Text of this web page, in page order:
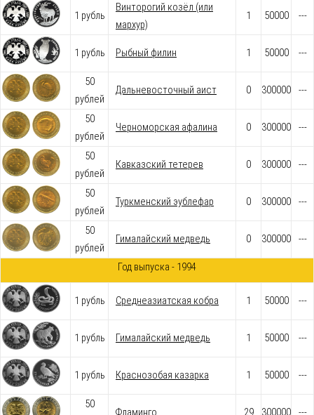
1 рубль
Винторогий козёл (или
мархур)
1 50000 ---
1 рубль Рыбный филин 1 50000 ---
50
рублей
Дальневосточный аист 0 300000 ---
50
рублей
Черноморская афалина 0 300000 ---
50
рублей
Кавказский тетерев 0 300000 ---
50
рублей
Туркменский эублефар 0 300000 ---
50
рублей
Гималайский медведь 0 300000 ---
Год выпуска - 1994
1 рубль Среднеазиатская кобра 1 50000 ---
1 рубль Гималайский медведь 1 50000 ---
1 рубль Краснозобая казарка 1 50000 ---
50